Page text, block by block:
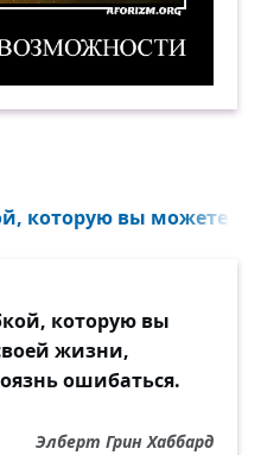
которую вы можете
которую вы
жизни,
ошибаться.
Элберт Грин Хаббард